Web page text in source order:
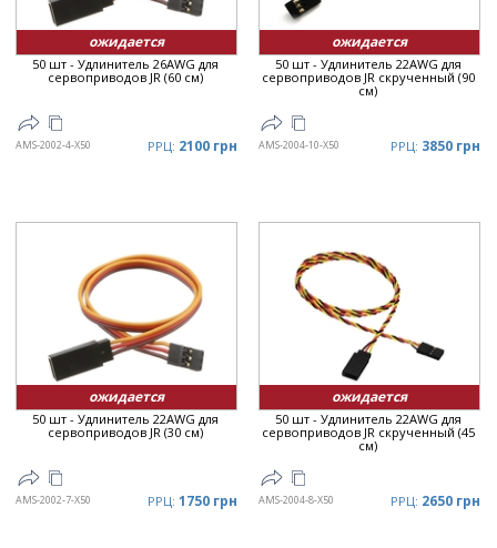
ожидается
50 шт - Удлинитель 26AWG для
сервоприводов JR (60 см)
AMS-2002-4-X50 РРЦ: 2100 грн
ожидается
50 шт - Удлинитель 22AWG для
сервоприводов JR скрученный (90
см)
AMS-2004-10-X50 РРЦ: 3850 грн
ожидается
50 шт - Удлинитель 22AWG для
сервоприводов JR (30 см)
AMS-2002-7-X50 РРЦ: 1750 грн
ожидается
50 шт - Удлинитель 22AWG для
сервоприводов JR скрученный (45
см)
AMS-2004-8-X50 РРЦ: 2650 грн